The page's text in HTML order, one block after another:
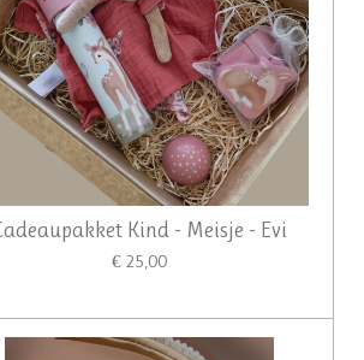
Kind - Meisje - Evi
€ 25,00